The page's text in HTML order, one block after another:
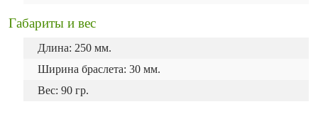
Габариты и вес
Длина: 250 мм.
Ширина браслета: 30 мм.
Вес: 90 гр.